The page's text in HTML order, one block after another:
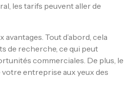
les tarifs peuvent aller de
Tout d’abord, cela
de recherche, ce qui peut
commerciales. De plus, le
entreprise aux yeux des